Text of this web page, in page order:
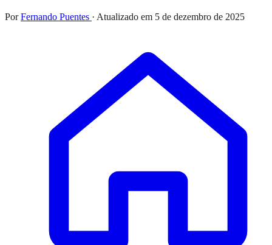
PorFernando Puentes · Atualizado em 5 de dezembro de 2025